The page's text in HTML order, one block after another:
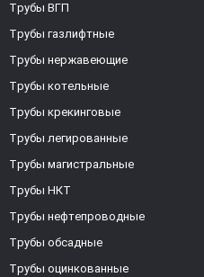
Трубы ВГП
Трубы газлифтные
Трубы нержавеющие
Трубы котельные
Трубы крекинговые
Трубы легированные
Трубы магистральные
Трубы НКТ
Трубы нефтепроводные
Трубы обсадные
Трубы оцинкованные